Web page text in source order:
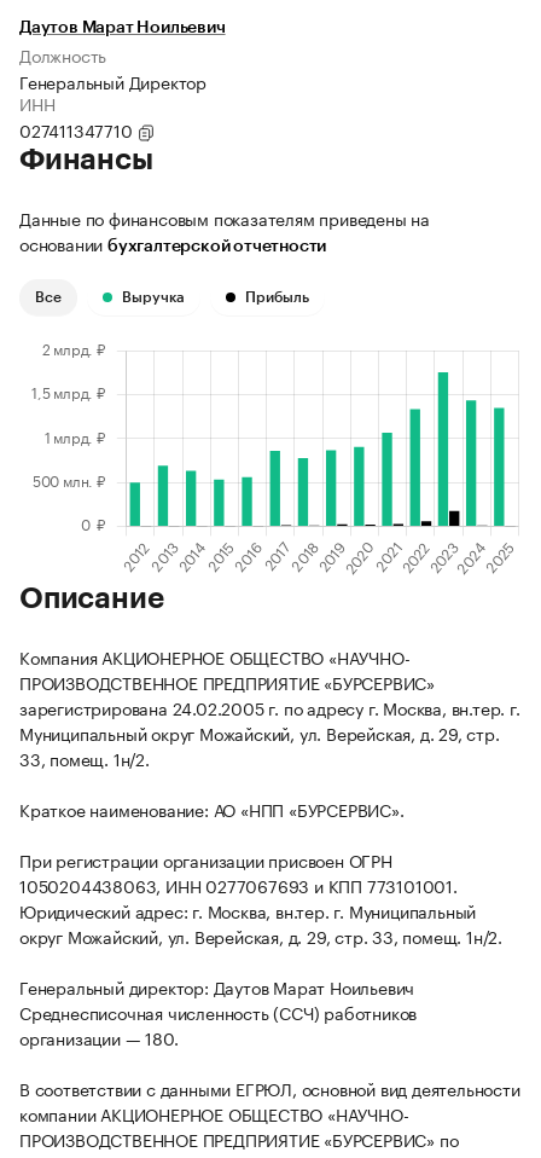
Даутов Марат Ноильевич
Должность
Генеральный Директор
ИНН
027411347710
Финансы
Данные по финансовым показателям приведены на
основании бухгалтерской отчетности
Все Выручка Прибыль
Описание
Компания АКЦИОНЕРНОЕ ОБЩЕСТВО «НАУЧНО-
ПРОИЗВОДСТВЕННОЕ ПРЕДПРИЯТИЕ «БУРСЕРВИС»
зарегистрирована 24.02.2005 г. по адресу г. Москва, вн.тер. г.
Муниципальный округ Можайский, ул. Верейская, д. 29, стр.
33, помещ. 1н/2.
Краткое наименование: АО «НПП «БУРСЕРВИС».
При регистрации организации присвоен ОГРН
1050204438063, ИНН 0277067693 и КПП 773101001.
Юридический адрес: г. Москва, вн.тер. г. Муниципальный
округ Можайский, ул. Верейская, д. 29, стр. 33, помещ. 1н/2.
Генеральный директор: Даутов Марат Ноильевич
Среднесписочная численность (ССЧ) работников
организации — 180.
В соответствии с данными ЕГРЮЛ, основной вид деятельности
компании АКЦИОНЕРНОЕ ОБЩЕСТВО «НАУЧНО-
ПРОИЗВОДСТВЕННОЕ ПРЕДПРИЯТИЕ «БУРСЕРВИС» по